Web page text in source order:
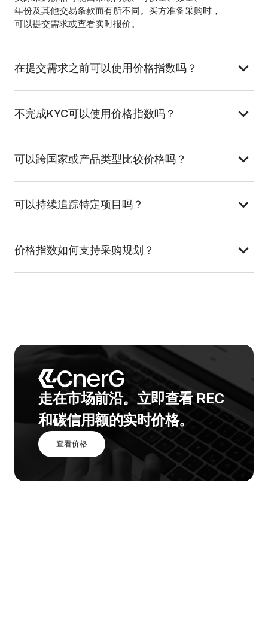
年份及其他交易条款而有所不同。买方准备采购时，
可以提交需求或查看实时报价。
在提交需求之前可以使用价格指数吗？
不完成KYC可以使用价格指数吗？
可以跨国家或产品类型比较价格吗？
可以持续追踪特定项目吗？
价格指数如何支持采购规划？
走在市场前沿。 立即查看 REC
和碳信用额的实时价格。
查看价格